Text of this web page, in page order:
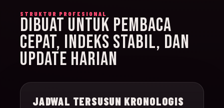
STRUKTUR PROFESIONAL
DIBUAT UNTUK PEMBACA
CEPAT, INDEKS STABIL, DAN
UPDATE HARIAN
JADWAL TERSUSUN KRONOLOGIS